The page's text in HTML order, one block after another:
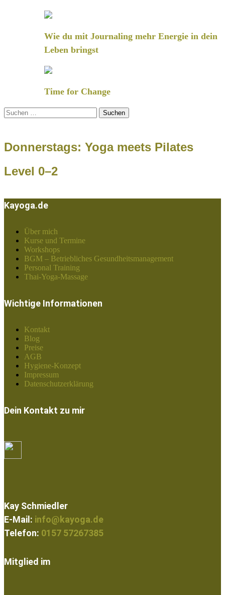
Wie du mit Journaling mehr Energie in dein
Leben bringst
Time for Change
Suchen
nach:
Donnerstags: Yoga meets Pilates
Level 0–2
Kayoga.de
Über mich
Kurse und Termine
Workshops
BGM – Betriebliches Gesundheitsmanagement
Personal Training
Thai-Yoga-Massage
Wichtige Informationen
Kontakt
Blog
Preise
AGB
Hygiene-Konzept
Impressum
Datenschutzerklärung
Dein Kontakt zu mir
Kay Schmiedler
E-Mail: info@kayoga.de
Telefon: 0157 57267385
Mitglied im